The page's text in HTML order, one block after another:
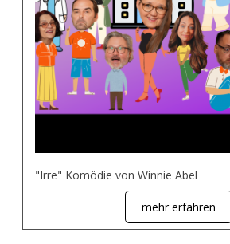
"Irre" Komödie von Winnie Abel
mehr erfahren